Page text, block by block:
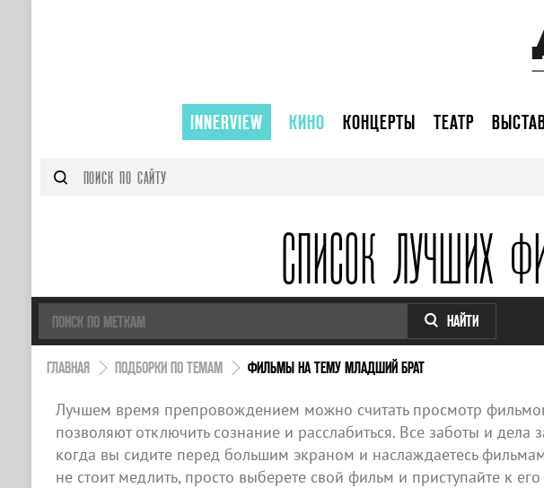
INNERVIEW КИНО КОНЦЕРТЫ ТЕАТР
СПИСОК ЛУЧШИХ
НАЙТИ
ГЛАВНАЯ ПОДБОРКИ ПО ТЕМАМ ФИЛЬМЫ НА ТЕМУ МЛАДШИЙ БРАТ
Лучшем время препровождением можно считать просмотр
позволяют отключить сознание и расслабиться. Все заботы и дела
когда вы сидите перед большим экраном и наслаждаетесь
не стоит медлить, просто выберете свой фильм и приступайте к